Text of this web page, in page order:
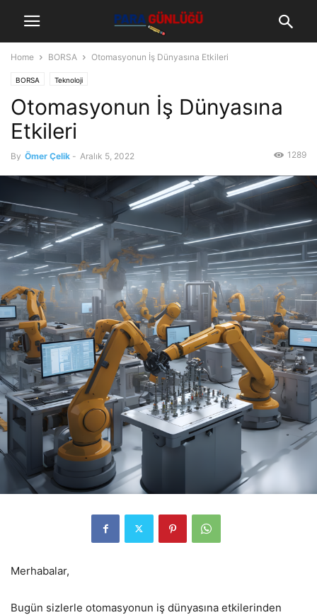
Home BORSA Otomasyonun İş Dünyasına Etkileri
BORSA Teknoloji
Otomasyonun İş Dünyasına
Etkileri
By Ömer Çelik - Aralık 5, 2022 1289
Merhabalar,
Bugün sizlerle otomasyonun iş dünyasına etkilerinden